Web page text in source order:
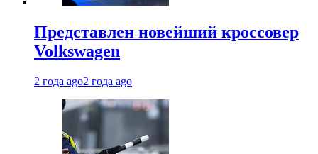
Представлен новейший кроссовер
Volkswagen
2 года ago2 года ago